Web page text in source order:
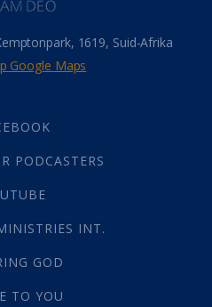
(19)
liggaam
(27)
Vader(12)
(1)
1619, Suid-Afrika
Google Maps
PODCASTERS
INT.
GOD
TO YOU